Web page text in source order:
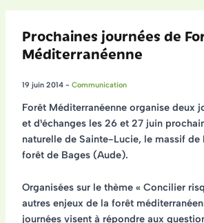
Prochaines journées de
Méditerranéenne
19 juin 2014 - Communication
Forêt Méditerranéenne organise deux
et d¹échanges les 26 et 27 juin
naturelle de Sainte-Lucie, le massif de
forêt de Bages (Aude).
Organisées sur le thème « Concilier
autres enjeux de la forêt
journées visent à répondre aux